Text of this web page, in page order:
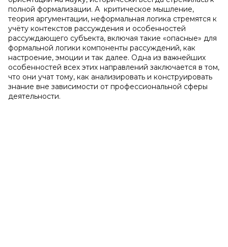
полной формализации. А критическое мышление,
теория аргументации, неформальная логика стремятся к
учёту контекстов рассуждения и особенностей
рассуждающего субъекта, включая такие «опасные» для
формальной логики компоненты рассуждений, как
настроение, эмоции и так далее. Одна из важнейших
особенностей всех этих направлений заключается в том,
что они учат тому, как анализировать и конструировать
знание вне зависимости от профессиональной сферы
деятельности.